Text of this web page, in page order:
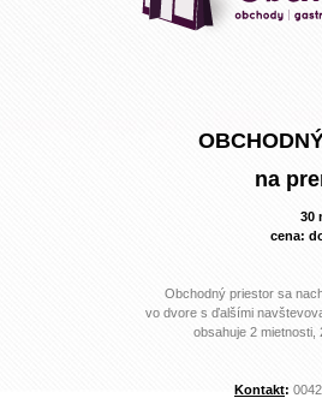
na
30
cena:
Obchodný priestor sa
vo dvore s ďalšími
obsahuje 2
Kontakt: